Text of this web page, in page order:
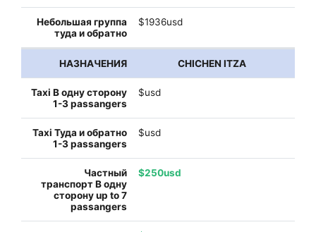
$1936usd
CHICHEN ITZA
$usd
$usd
$250usd